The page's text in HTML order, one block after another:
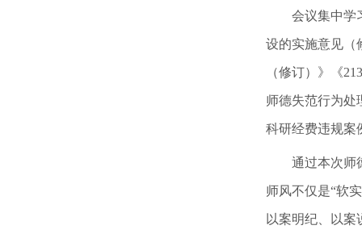
会议集中学
设的实施意见（
（修订）》《
师德失范行为处
科研经费违规案
通过本次师
师风不仅是“软
以案明纪、以